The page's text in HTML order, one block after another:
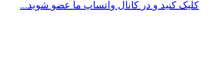
کلیک کنید و در کانال واتساپ ما عضو شوید...